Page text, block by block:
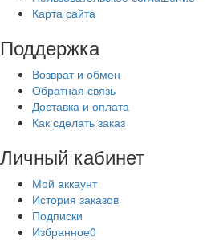
Карта сайта
Поддержка
Возврат и обмен
Обратная связь
Доставка и оплата
Как сделать заказ
Личный кабинет
Мой аккаунт
История заказов
Подписки
Избранное0